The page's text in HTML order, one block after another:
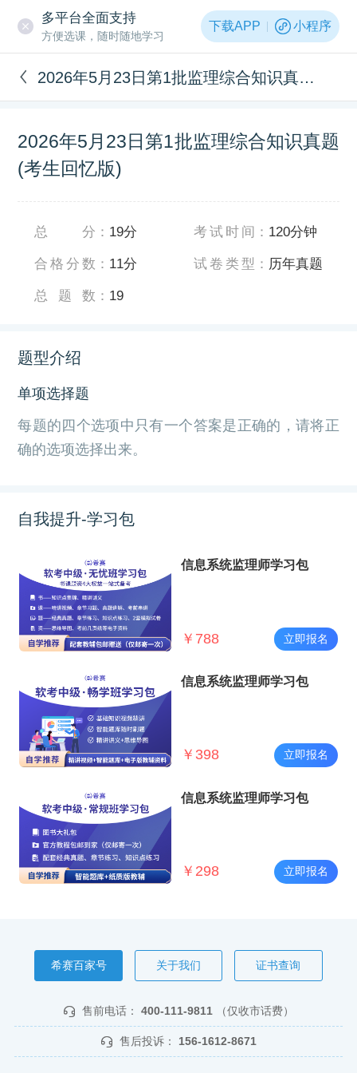
多平台全面支持
方便选课，随时随地学习
下载APP 小程序
2026年5月23日第1批监理综合知识真题(考生回忆版)
2026年5月23日第1批监理综合知识真题
(考生回忆版)
总分 ： 19分
合格分数 ： 11分
总题数 ： 19
考试时间 ： 120分钟
试卷类型 ： 历年真题
题型介绍
单项选择题
每题的四个选项中只有一个答案是正确的，请将正
确的选项选择出来。
自我提升-学习包
信息系统监理师学习包
￥ 788 立即报名
信息系统监理师学习包
￥ 398 立即报名
信息系统监理师学习包
￥ 298 立即报名
希赛百家号 关于我们 证书查询
售前电话： 400-111-9811 （仅收市话费）
售后投诉： 156-1612-8671